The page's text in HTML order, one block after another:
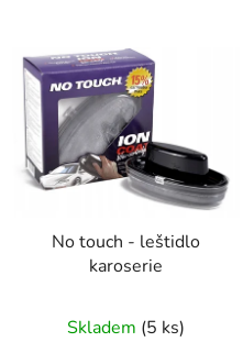
No touch - leštidlo
karoserie
Skladem (5 ks)